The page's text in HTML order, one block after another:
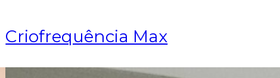
Criofrequência Max